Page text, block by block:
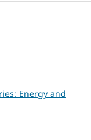
Energy and